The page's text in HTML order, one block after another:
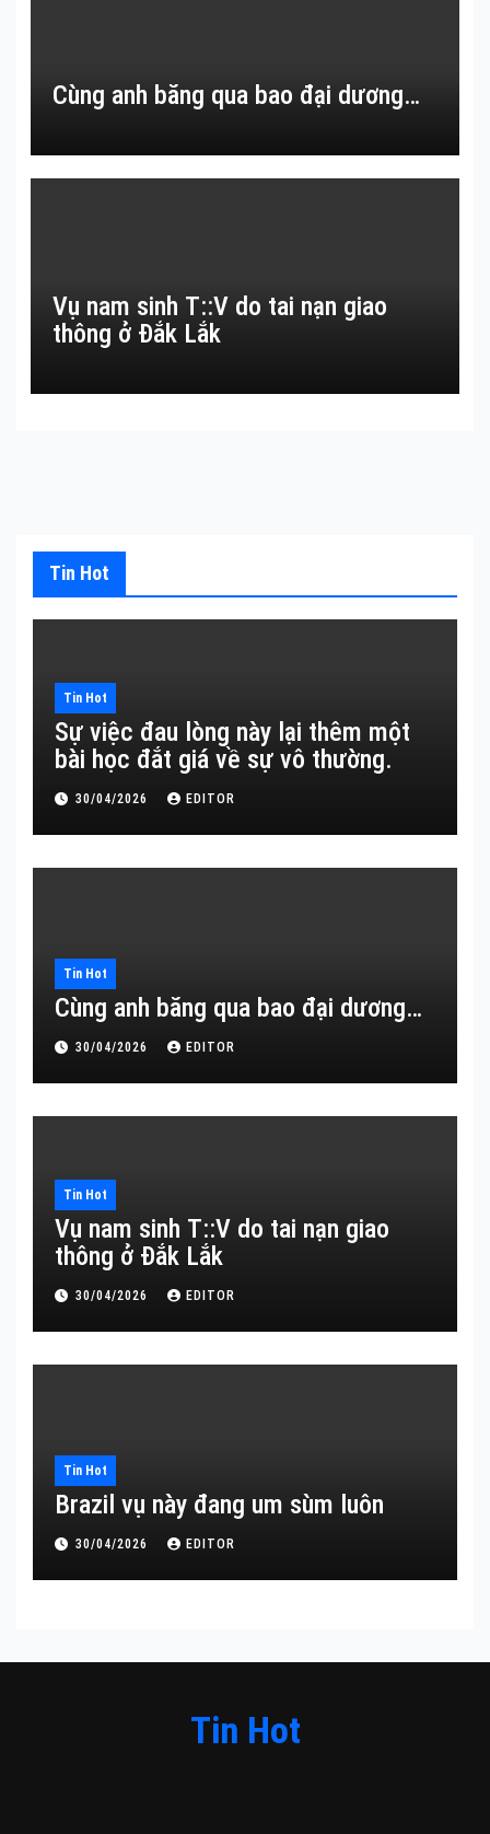
Cùng anh băng qua bao đại dương…
Vụ nam sinh T::V do tai nạn giao
thông ở Đắk Lắk
Tin Hot
Tin Hot
Sự việc đau lòng này lại thêm một
bài học đắt giá về sự vô thường.
30/04/2026 EDITOR
Tin Hot
Cùng anh băng qua bao đại dương…
30/04/2026 EDITOR
Tin Hot
Vụ nam sinh T::V do tai nạn giao
thông ở Đắk Lắk
30/04/2026 EDITOR
Tin Hot
Brazil vụ này đang um sùm luôn
30/04/2026 EDITOR
Tin Hot